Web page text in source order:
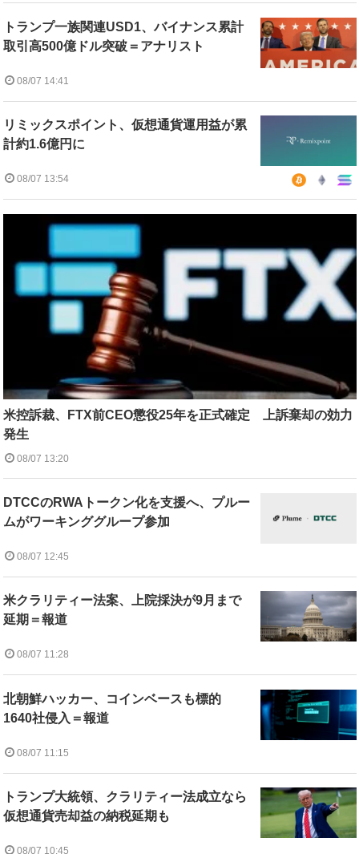
トランプ一族関連USD1、バイナンス累計
取引高500億ドル突破＝アナリスト
08/07 14:41
リミックスポイント、仮想通貨運用益が累
計約1.6億円に
08/07 13:54
米控訴裁、FTX前CEO懲役25年を正式確定 上訴棄却の効力
発生
08/07 13:20
DTCCのRWAトークン化を支援へ、プルー
ムがワーキンググループ参加
08/07 12:45
米クラリティー法案、上院採決が9月まで
延期＝報道
08/07 11:28
北朝鮮ハッカー、コインベースも標的
1640社侵入＝報道
08/07 11:15
トランプ大統領、クラリティー法成立なら
仮想通貨売却益の納税延期も
08/07 10:45